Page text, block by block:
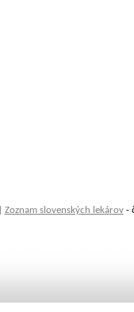
Zoznam slovenských lekárov-